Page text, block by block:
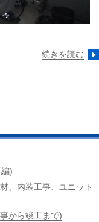
続きを読む
)
、内装工事、ユニット
から竣工まで)